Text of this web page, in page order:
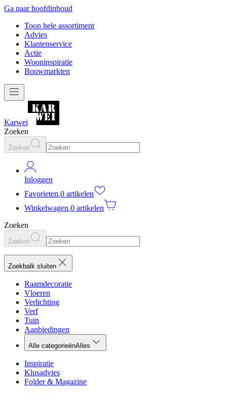
Ga naar hoofdinhoud
Toon hele assortiment
Advies
Klantenservice
Actie
Wooninspiratie
Bouwmarkten
Karwei
Zoeken
Zoeken
Inloggen
Favorieten,0 artikelen
Winkelwagen,0 artikelen
Zoeken
Zoeken
Zoekbalk sluiten
Raamdecoratie
Vloeren
Verlichting
Verf
Tuin
Aanbiedingen
Alle categorieënAlles
Inspiratie
Klusadvies
Folder & Magazine